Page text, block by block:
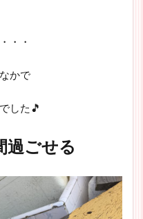
・・
かで
した🎵
過ごせる